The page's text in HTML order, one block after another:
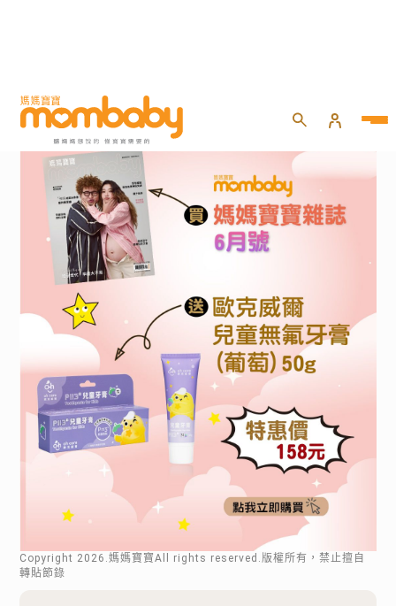
Copyright 2026 .媽媽寶寶All rights reserved.版權所有，禁止擅自
轉貼節錄